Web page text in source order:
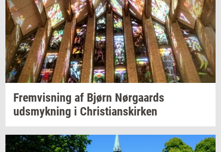
Frem­vis­ning af Bjørn Nør­gaards
udsmyk­ning i Chri­sti­anskir­ken